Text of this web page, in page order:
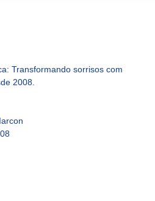
Transformando sorrisos com
2008.